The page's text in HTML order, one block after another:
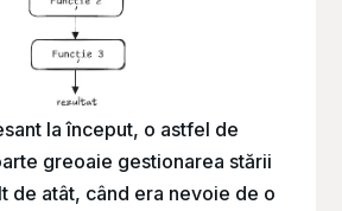
la început, o astfel de
greoaie gestionarea stării
de atât, când era nevoie de o